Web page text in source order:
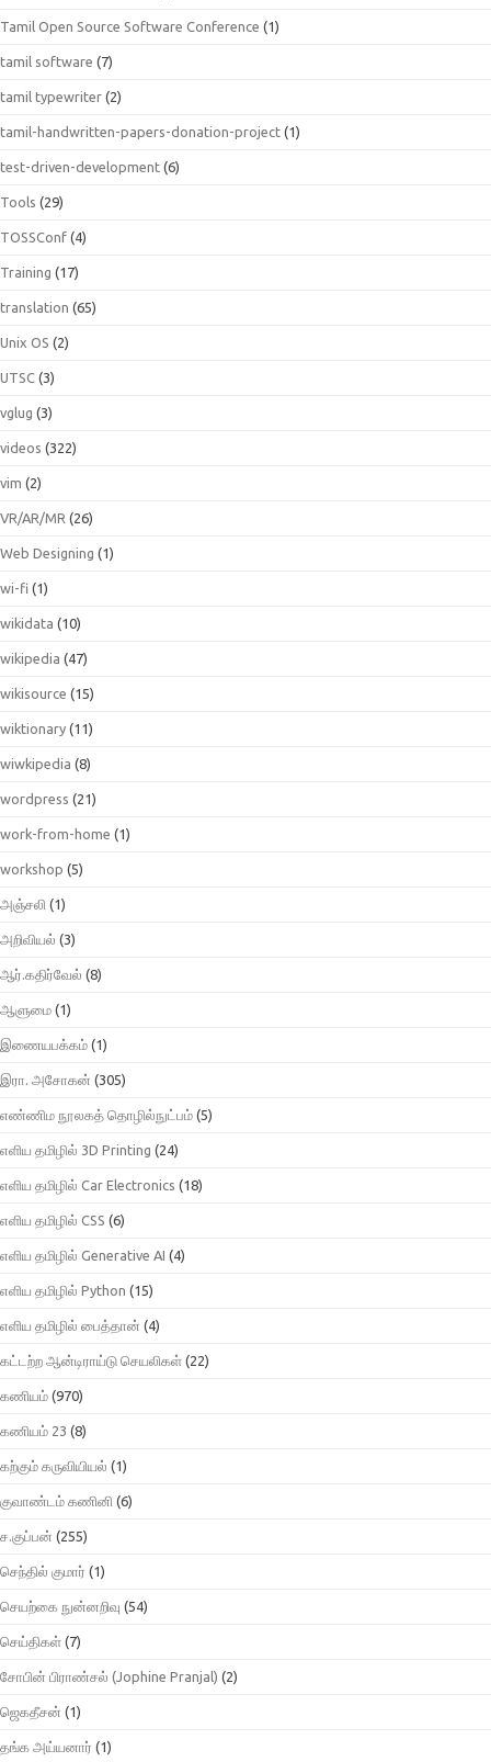
Tamil Open Source Software Conference (1)
tamil software (7)
tamil typewriter (2)
tamil-handwritten-papers-donation-project (1)
test-driven-development (6)
Tools (29)
TOSSConf (4)
Training (17)
translation (65)
Unix OS (2)
UTSC (3)
vglug (3)
videos (322)
vim (2)
VR/AR/MR (26)
Web Designing (1)
wi-fi (1)
wikidata (10)
wikipedia (47)
wikisource (15)
wiktionary (11)
wiwkipedia (8)
wordpress (21)
work-from-home (1)
workshop (5)
அஞ்சலி (1)
அறிவியல் (3)
ஆர்.கதிர்வேல் (8)
ஆளுமை (1)
இணையபக்கம் (1)
இரா. அசோகன் (305)
எண்ணிம நூலகத் தொழில்நுட்பம் (5)
எளிய தமிழில் 3D Printing (24)
எளிய தமிழில் Car Electronics (18)
எளிய தமிழில் CSS (6)
எளிய தமிழில் Generative AI (4)
எளிய தமிழில் Python (15)
எளிய தமிழில் பைத்தான் (4)
கட்டற்ற ஆன்டிராய்டு செயலிகள் (22)
கணியம் (970)
கணியம் 23 (8)
கற்கும் கருவியியல் (1)
குவாண்டம் கணினி (6)
ச.குப்பன் (255)
செந்தில் குமார் (1)
செயற்கை நுன்னறிவு (54)
செய்திகள் (7)
சோபின் பிராண்சல் (Jophine Pranjal) (2)
ஜெகதீசன் (1)
தங்க அய்யனார் (1)